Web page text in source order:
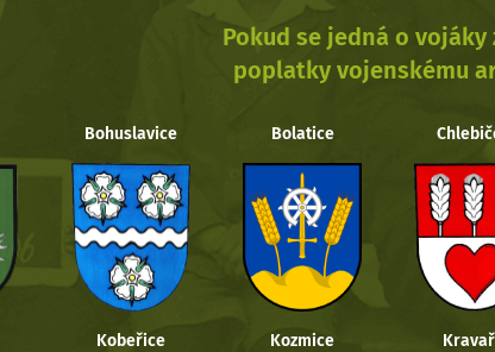
Pokud se jedná o
poplatky vojenskému
Bohuslavice Bolatice
Kobeřice Kozmice